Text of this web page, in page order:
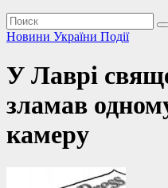
Новини України Події
У Лаврі
зламав
камеру